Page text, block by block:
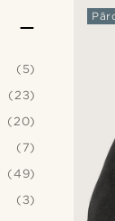
(5)
(23)
(20)
(7)
(49)
(3)